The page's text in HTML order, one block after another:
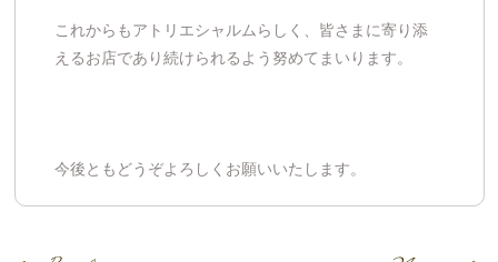
これからもアトリエシャルムらしく、皆さまに寄り添
えるお店であり続けられるよう努めてまいります。
今後ともどうぞよろしくお願いいたします。